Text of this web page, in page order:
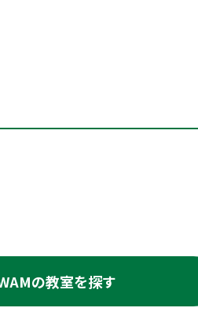
の教室を探す